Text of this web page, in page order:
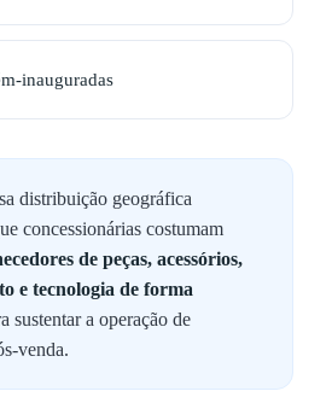
inauguradas
distribuição geográfica
concessionárias costumam
de peças, acessórios,
e tecnologia de forma
sustentar a operação de
venda.